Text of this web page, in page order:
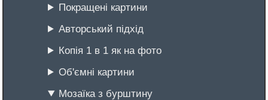
Покращені картини
Авторський підхід
Копія 1 в 1 як на фото
Об'ємні картини
Мозаїка з бурштину